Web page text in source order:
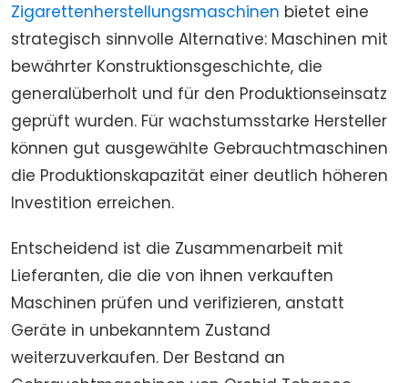
Zigarettenherstellungsmaschinen bietet eine
strategisch sinnvolle Alternative: Maschinen mit
bewährter Konstruktionsgeschichte, die
generalüberholt und für den Produktionseinsatz
geprüft wurden. Für wachstumsstarke Hersteller
können gut ausgewählte Gebrauchtmaschinen
die Produktionskapazität einer deutlich höheren
Investition erreichen.
Entscheidend ist die Zusammenarbeit mit
Lieferanten, die die von ihnen verkauften
Maschinen prüfen und verifizieren, anstatt
Geräte in unbekanntem Zustand
weiterzuverkaufen. Der Bestand an